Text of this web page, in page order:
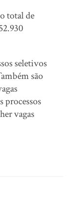
total de
seletivos
são
processos
vagas